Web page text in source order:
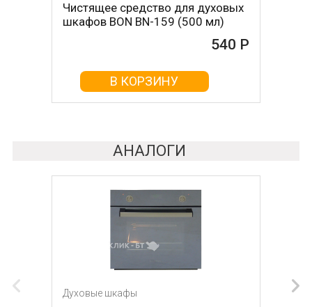
Чистящее средство для духовых
шкафов BON BN-159 (500 мл)
540 Р
В КОРЗИНУ
Чистящее средство для духовых
шкафов MAGIC POWER MP-014
В КОРЗИНУ
АНАЛОГИ
Духовые шкафы
Духовые шкафы